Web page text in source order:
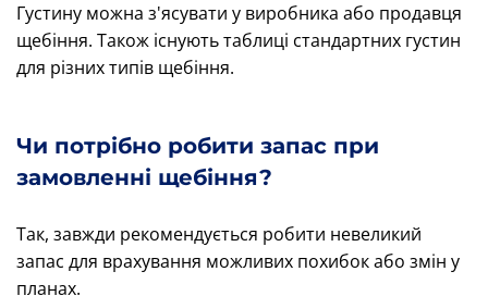
Густину можна з'ясувати у виробника або продавця
щебіння. Також існують таблиці стандартних густин
для різних типів щебіння.
Чи потрібно робити запас при
замовленні щебіння?
Так, завжди рекомендується робити невеликий
запас для врахування можливих похибок або змін у
планах.